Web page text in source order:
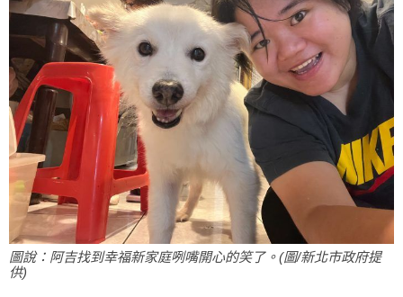
圖說：阿吉找到幸福新家庭咧嘴開心的笑了。(圖/新北市政府提
供)